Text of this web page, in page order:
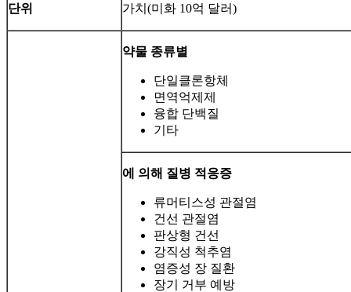
단위 가치(미화 10억 달러)
약물 종류별
단일클론항체
면역억제제
융합 단백질
기타
에 의해 질병 적응증
류머티스성 관절염
건선 관절염
판상형 건선
강직성 척추염
염증성 장 질환
장기 거부 예방